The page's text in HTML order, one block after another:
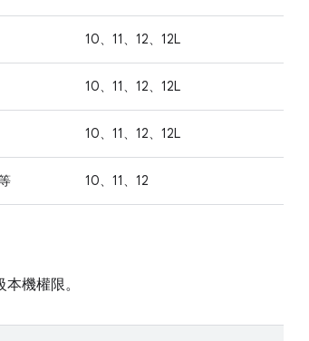
10、11、12、12L
10、11、12、12L
10、11、12、12L
10、11、12
機權限。